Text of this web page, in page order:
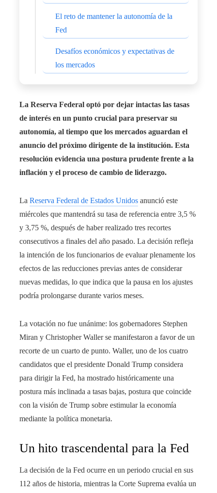
El reto de mantener la autonomía de la
Fed
Desafíos económicos y expectativas de
los mercados
La Reserva Federal optó por dejar intactas las tasas
de interés en un punto crucial para preservar su
autonomía, al tiempo que los mercados aguardan el
anuncio del próximo dirigente de la institución. Esta
resolución evidencia una postura prudente frente a la
inflación y el proceso de cambio de liderazgo.
La Reserva Federal de Estados Unidos anunció este
miércoles que mantendrá su tasa de referencia entre 3,5 %
y 3,75 %, después de haber realizado tres recortes
consecutivos a finales del año pasado. La decisión refleja
la intención de los funcionarios de evaluar plenamente los
efectos de las reducciones previas antes de considerar
nuevas medidas, lo que indica que la pausa en los ajustes
podría prolongarse durante varios meses.
La votación no fue unánime: los gobernadores Stephen
Miran y Christopher Waller se manifestaron a favor de un
recorte de un cuarto de punto. Waller, uno de los cuatro
candidatos que el presidente Donald Trump considera
para dirigir la Fed, ha mostrado históricamente una
postura más inclinada a tasas bajas, postura que coincide
con la visión de Trump sobre estimular la economía
mediante la política monetaria.
Un hito trascendental para la Fed
La decisión de la Fed ocurre en un periodo crucial en sus
112 años de historia, mientras la Corte Suprema evalúa un